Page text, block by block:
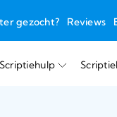
gezocht? Reviews
Scriptiehulp